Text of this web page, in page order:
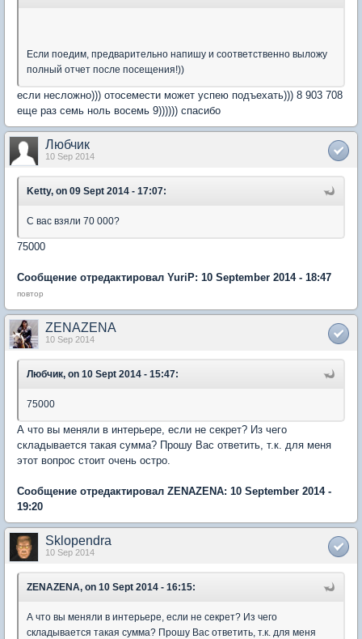
Если поедим, предварительно напишу и соответственно выложу
полный отчет после посещения!))
если несложно))) отосемести может успею подъехать))) 8 903 708
еще раз семь ноль восемь 9)))))) спасибо
Любчик
10 Sep 2014
Ketty, on 09 Sept 2014 - 17:07:
С вас взяли 70 000?
75000
Сообщение отредактировал YuriP: 10 September 2014 - 18:47
повтор
ZENAZENA
10 Sep 2014
Любчик, on 10 Sept 2014 - 15:47:
75000
А что вы меняли в интерьере, если не секрет? Из чего
складывается такая сумма? Прошу Вас ответить, т.к. для меня
этот вопрос стоит очень остро.
Сообщение отредактировал ZENAZENA: 10 September 2014 -
19:20
Sklopendra
10 Sep 2014
ZENAZENA, on 10 Sept 2014 - 16:15:
А что вы меняли в интерьере, если не секрет? Из чего
складывается такая сумма? Прошу Вас ответить, т.к. для меня